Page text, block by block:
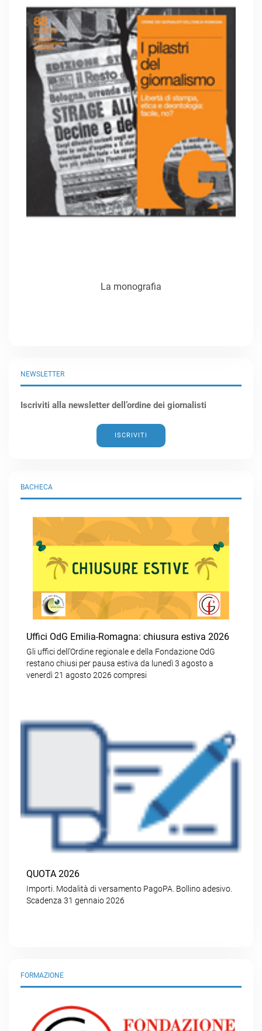
BACHECA
Uffici OdG Emilia-Romagna: chiusura estiva 2026
Gli uffici dell’Ordine regionale e della Fondazione OdG
restano chiusi per pausa estiva da lunedì 3 agosto a
venerdì 21 agosto 2026 compresi
QUOTA 2026
Importi. Modalità di versamento PagoPA. Bollino adesivo.
Scadenza 31 gennaio 2026
NEWSLETTER
Iscriviti alla newsletter dell’ordine dei giornalisti
ISCRIVITI
FORMAZIONE
La monografia